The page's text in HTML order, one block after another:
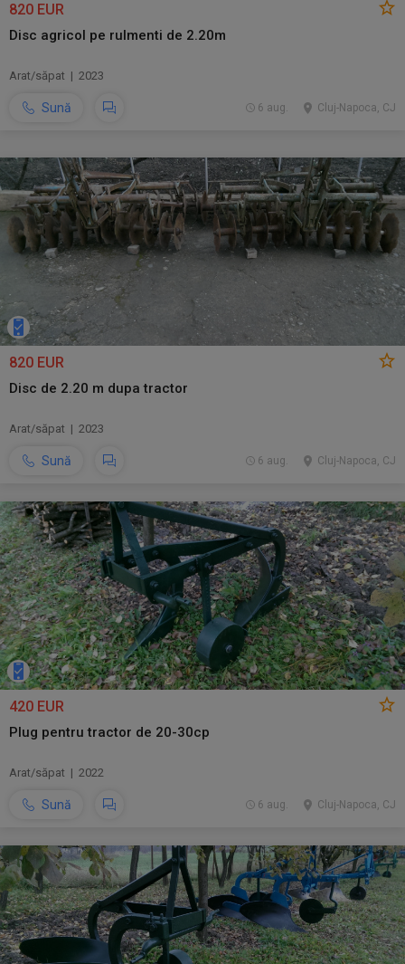
820 EUR
Disc agricol pe rulmenti de 2.20m
Arat/săpat | 2023
Sună Cluj-Napoca, CJ
6 aug.
820 EUR
Disc de 2.20 m dupa tractor
Arat/săpat | 2023
Sună Cluj-Napoca, CJ
6 aug.
420 EUR
Plug pentru tractor de 20-30cp
Arat/săpat | 2022
Sună Cluj-Napoca, CJ
6 aug.